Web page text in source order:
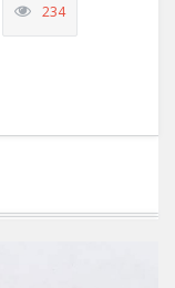
234